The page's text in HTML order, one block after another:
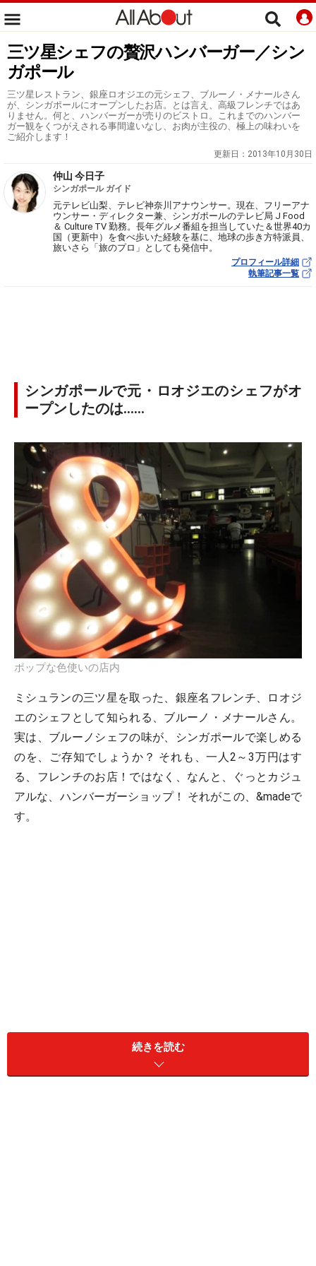
三ツ星シェフの贅沢ハンバーガー／シン
ガポール
三ツ星レストラン、銀座ロオジエの元シェフ、ブルーノ・メナールさん
が、シンガポールにオープンしたお店。とは言え、高級フレンチではあ
りません。何と、ハンバーガーが売りのビストロ。これまでのハンバー
ガー観をくつがえされる事間違いなし、お肉が主役の、極上の味わいを
ご紹介します！
更新日： 2013年10月30日
仲山 今日子
シンガポール ガイド
元テレビ山梨、テレビ神奈川アナウンサー。現在、フリーアナ
ウンサー・ディレクター兼、シンガポールのテレビ局 J Food
＆ Culture TV 勤務。長年グルメ番組を担当していた＆世界40カ
国（更新中）を食べ歩いた経験を基に、地球の歩き方特派員、
旅いさら「旅のプロ」としても発信中。
プロフィール詳細
執筆記事一覧
シンガポールで元・ロオジエのシェフがオ
ープンしたのは……
ポップな色使いの店内
ミシュランの三ツ星を取った、銀座名フレンチ、ロオジ
エのシェフとして知られる、ブルーノ・メナールさん。
実は、ブルーノシェフの味が、シンガポールで楽しめる
のを、ご存知でしょうか？ それも、一人2～3万円はす
る、フレンチのお店！ではなく、なんと、ぐっとカジュ
アルな、ハンバーガーショップ！ それがこの、&madeで
す。
続きを読む